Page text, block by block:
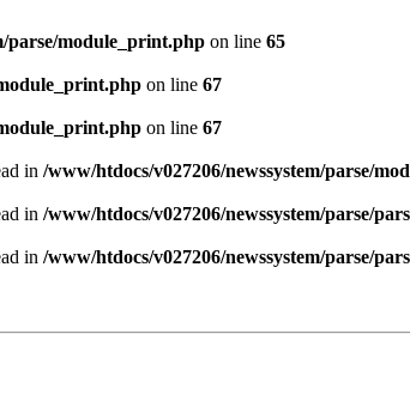
parse/module_print.php on line 65
on line 67
on line 67
in /www/htdocs/v027206/newssystem/parse/
in /www/htdocs/v027206/newssystem/parse/
in /www/htdocs/v027206/newssystem/parse/